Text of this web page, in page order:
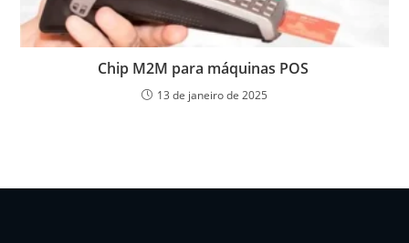
Chip M2M para máquinas POS
13 de janeiro de 2025